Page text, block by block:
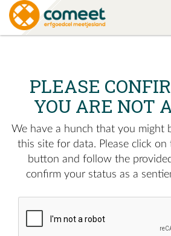
PLEASE
YOU ARE NOT
We have a hunch that you might
this site for data. Please click on
button and follow the
confirm your status as a